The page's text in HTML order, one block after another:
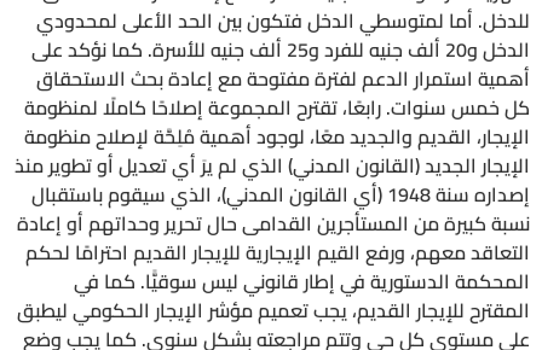
للدخل. أما لمتوسطي الدخل فتكون بين الحد الأعلى لمحدودي
الدخل و20 ألف جنيه للفرد و25 ألف جنيه للأسرة. كما نؤكد على
أهمية استمرار الدعم لفترة مفتوحة مع إعادة بحث الاستحقاق
كل خمس سنوات. رابعًا، تقترح المجموعة إصلاحًا كاملًا لمنظومة
الإيجار، القديم والجديد معًا، لوجود أهمية مُلِحَّة لإصلاح منظومة
الإيجار الجديد (القانون المدني) الذي لم يرَ أي تعديل أو تطوير منذ
إصداره سنة 1948 (أي القانون المدني)، الذي سيقوم باستقبال
نسبة كبيرة من المستأجرين القدامى حال تحرير وحداتهم أو إعادة
التعاقد معهم، ورفع القيم الإيجارية للإيجار القديم احترامًا لحكم
المحكمة الدستورية في إطار قانوني ليس سوقيًّا. كما في
المقترح للإيجار القديم، يجب تعميم مؤشر الإيجار الحكومي ليطبق
على مستوى كل حي وتتم مراجعته بشكل سنوي. كما يجب وضع